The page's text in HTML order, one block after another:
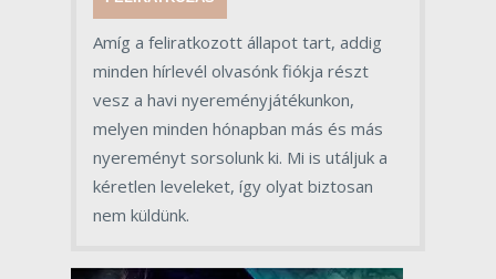
Amíg a feliratkozott állapot tart, addig
minden hírlevél olvasónk fiókja részt
vesz a havi nyereményjátékunkon,
melyen minden hónapban más és más
nyereményt sorsolunk ki. Mi is utáljuk a
kéretlen leveleket, így olyat biztosan
nem küldünk.